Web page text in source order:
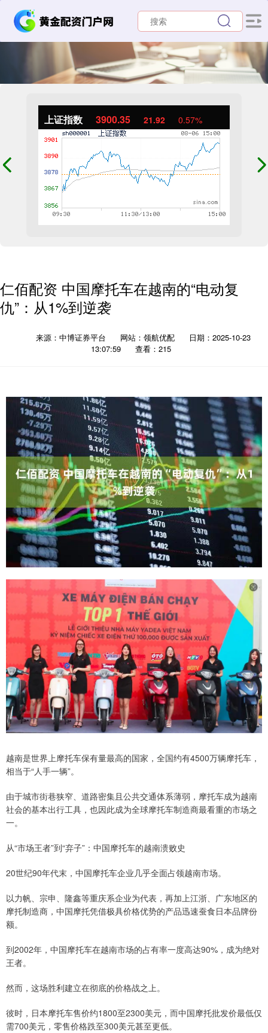
上证指数 3900.35 21.92 0.57%
仁佰配资 中国摩托车在越南的“电动复
仇”：从1%到逆袭
来源：中博证券平台 网站：领航优配
日期：2025-10-23
13:07:59
查看：215
越南是世界上摩托车保有量最高的国家，全国约有4500万辆摩托车，
相当于“人手一辆”。
由于城市街巷狭窄、道路密集且公共交通体系薄弱，摩托车成为越南
社会的基本出行工具，也因此成为全球摩托车制造商最看重的市场之
一。
从“市场王者”到“弃子”：中国摩托车的越南溃败史
20世纪90年代末，中国摩托车企业几乎全面占领越南市场。
以力帆、宗申、隆鑫等重庆系企业为代表，再加上江浙、广东地区的
摩托制造商，中国摩托凭借极具价格优势的产品迅速蚕食日本品牌份
额。
到2002年，中国摩托车在越南市场的占有率一度高达90%，成为绝对
王者。
然而，这场胜利建立在彻底的价格战之上。
彼时，日本摩托车售价约1800至2300美元，而中国摩托批发价最低仅
需700美元，零售价格跌至300美元甚至更低。